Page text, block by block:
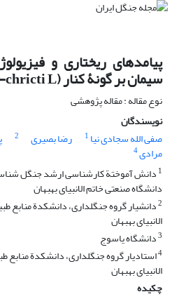
پیامدهای ریختاری و
سیمان بر گونۀ کنار (Ziziphus spina-chricti L.)
نوع مقاله : مقاله پژوهشی
نویسندگان
صفی الله سجادی نیا 1 رضا بصیری 2
مرادی4
1
دانشگاه صنعتی خاتم الانبیای بهبهان
2دانشیار گروه جنگلداری، دانشکدة منابع
الانبیای بهبهان
3دانشگاه یاسوج
4استادیار گروه جنگلداری، دانشکدة منابع
الانبیای بهبهان
چکیده